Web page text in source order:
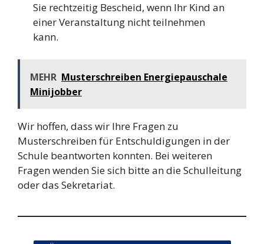
Sie rechtzeitig Bescheid, wenn Ihr Kind an
einer Veranstaltung nicht teilnehmen
kann.
MEHR Musterschreiben Energiepauschale
Minijobber
Wir hoffen, dass wir Ihre Fragen zu
Musterschreiben für Entschuldigungen in der
Schule beantworten konnten. Bei weiteren
Fragen wenden Sie sich bitte an die Schulleitung
oder das Sekretariat.